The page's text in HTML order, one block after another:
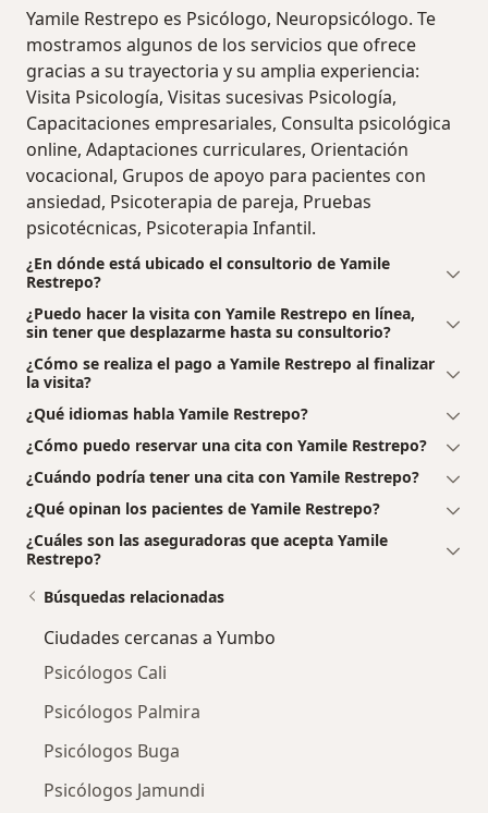
Yamile Restrepo es Psicólogo, Neuropsicólogo. Te
mostramos algunos de los servicios que ofrece
gracias a su trayectoria y su amplia experiencia:
Visita Psicología, Visitas sucesivas Psicología,
Capacitaciones empresariales, Consulta psicológica
online, Adaptaciones curriculares, Orientación
vocacional, Grupos de apoyo para pacientes con
ansiedad, Psicoterapia de pareja, Pruebas
psicotécnicas, Psicoterapia Infantil.
¿En dónde está ubicado el consultorio de Yamile
Restrepo?
¿Puedo hacer la visita con Yamile Restrepo en línea,
sin tener que desplazarme hasta su consultorio?
¿Cómo se realiza el pago a Yamile Restrepo al finalizar
la visita?
¿Qué idiomas habla Yamile Restrepo?
¿Cómo puedo reservar una cita con Yamile Restrepo?
¿Cuándo podría tener una cita con Yamile Restrepo?
¿Qué opinan los pacientes de Yamile Restrepo?
¿Cuáles son las aseguradoras que acepta Yamile
Restrepo?
Búsquedas relacionadas
Ciudades cercanas a Yumbo
Psicólogos Cali
Psicólogos Palmira
Psicólogos Buga
Psicólogos Jamundi